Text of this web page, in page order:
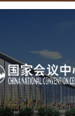
会议中心
业服务 网站建设